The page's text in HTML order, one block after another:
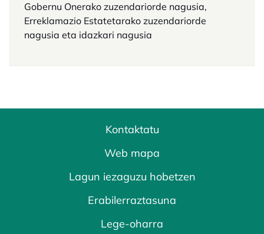
Gobernu Onerako zuzendariorde nagusia,
Erreklamazio Estatetarako zuzendariorde
nagusia eta idazkari nagusia
Kontaktatu
Web mapa
Lagun iezaguzu hobetzen
Erabilerraztasuna
Lege-oharra